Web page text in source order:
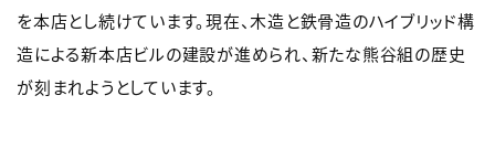
を本店とし続けています。現在、木造と鉄骨造のハイブリッド構
造による新本店ビルの建設が進められ、新たな熊谷組の歴史
が刻まれようとしています。